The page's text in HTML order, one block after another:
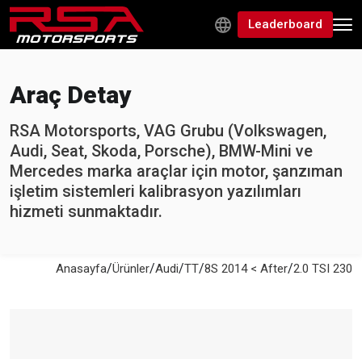
Leaderboard
Araç Detay
RSA Motorsports, VAG Grubu (Volkswagen,
Audi, Seat, Skoda, Porsche), BMW-Mini ve
Mercedes marka araçlar için motor, şanzıman
işletim sistemleri kalibrasyon yazılımları
hizmeti sunmaktadır.
Anasayfa/Ürünler/Audi/TT/8S 2014 < After/2.0 TSI 230